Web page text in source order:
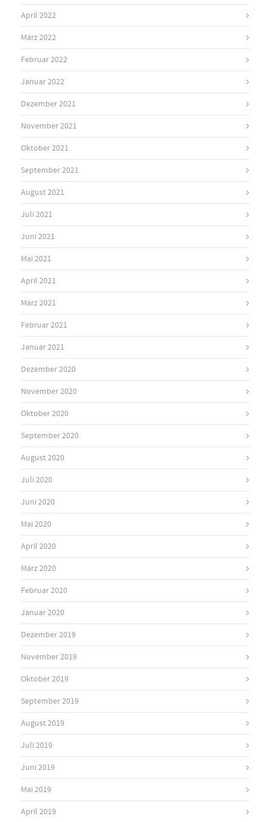
April 2022
März 2022
Februar 2022
Januar 2022
Dezember 2021
November 2021
Oktober 2021
September 2021
August 2021
Juli 2021
Juni 2021
Mai 2021
April 2021
März 2021
Februar 2021
Januar 2021
Dezember 2020
November 2020
Oktober 2020
September 2020
August 2020
Juli 2020
Juni 2020
Mai 2020
April 2020
März 2020
Februar 2020
Januar 2020
Dezember 2019
November 2019
Oktober 2019
September 2019
August 2019
Juli 2019
Juni 2019
Mai 2019
April 2019